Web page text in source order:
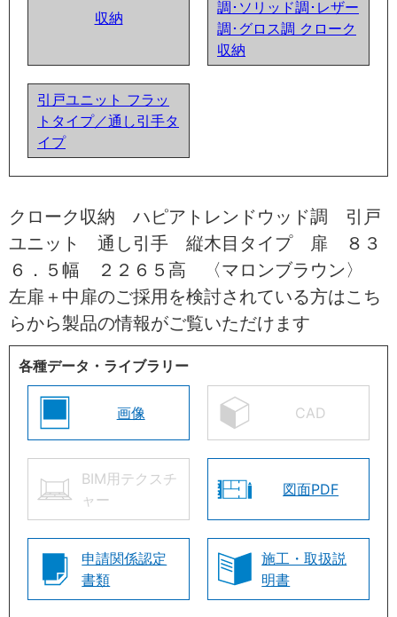
収納
調･ソリッド調･レザー
調･グロス調 クローク
収納
引戸ユニット フラッ
トタイプ／通し引手タ
イプ
クローク収納 ハピアトレンドウッド調 引戸
ユニット 通し引手 縦木目タイプ 扉 ８３
６．５幅 ２２６５高 〈マロンブラウン〉
左扉＋中扉のご採用を検討されている方はこち
らから製品の情報がご覧いただけます
各種データ・ライブラリー
画像 CAD
BIM用テクスチ
ャー
図面PDF
申請関係認定
書類
施工・取扱説
明書